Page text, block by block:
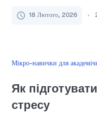
відволікання
отримати більше від
18 Лютого, 2026
Мікро-навички для
Як
стресу